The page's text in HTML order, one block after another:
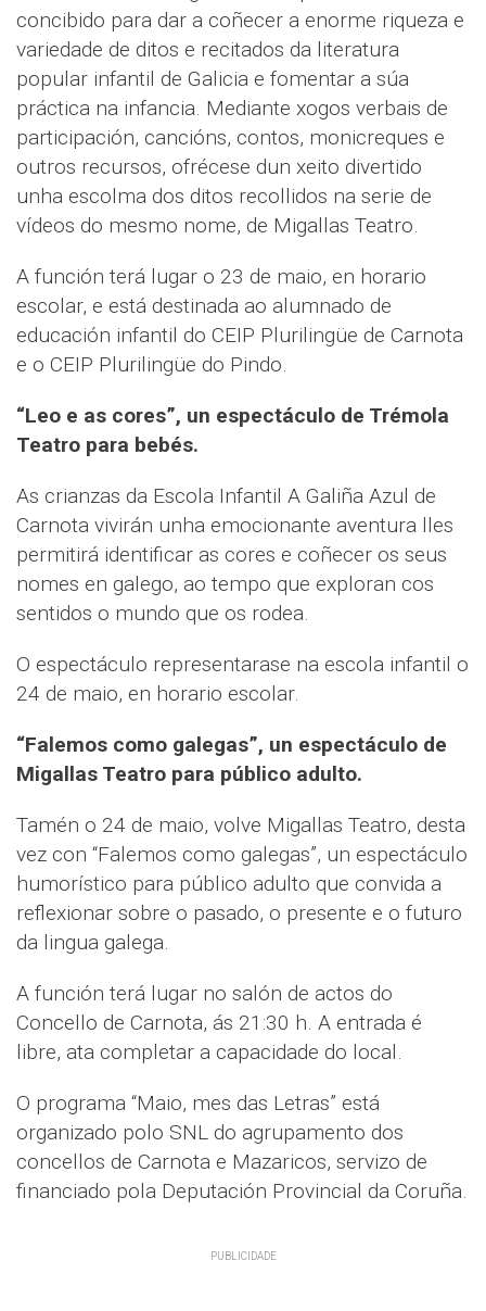
concibido para dar a coñecer a enorme riqueza e
variedade de ditos e recitados da literatura
popular infantil de Galicia e fomentar a súa
práctica na infancia. Mediante xogos verbais de
participación, cancións, contos, monicreques e
outros recursos, ofrécese dun xeito divertido
unha escolma dos ditos recollidos na serie de
vídeos do mesmo nome, de Migallas Teatro.
A función terá lugar o 23 de maio, en horario
escolar, e está destinada ao alumnado de
educación infantil do CEIP Plurilingüe de Carnota
e o CEIP Plurilingüe do Pindo.
“Leo e as cores”, un espectáculo de Trémola
Teatro para bebés.
As crianzas da Escola Infantil A Galiña Azul de
Carnota vivirán unha emocionante aventura lles
permitirá identificar as cores e coñecer os seus
nomes en galego, ao tempo que exploran cos
sentidos o mundo que os rodea.
O espectáculo representarase na escola infantil o
24 de maio, en horario escolar.
“Falemos como galegas”, un espectáculo de
Migallas Teatro para público adulto.
Tamén o 24 de maio, volve Migallas Teatro, desta
vez con “Falemos como galegas”, un espectáculo
humorístico para público adulto que convida a
reflexionar sobre o pasado, o presente e o futuro
da lingua galega.
A función terá lugar no salón de actos do
Concello de Carnota, ás 21:30 h. A entrada é
libre, ata completar a capacidade do local.
O programa “Maio, mes das Letras” está
organizado polo SNL do agrupamento dos
concellos de Carnota e Mazaricos, servizo de
financiado pola Deputación Provincial da Coruña.